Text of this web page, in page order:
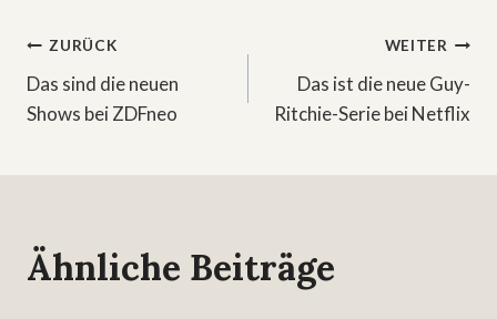
Beitragsnavigation
ZURÜCK
Das sind die neuen
Shows bei ZDFneo
WEITER
Das ist die neue Guy-
Ritchie-Serie bei Netflix
Ähnliche Beiträge